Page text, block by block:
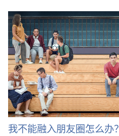
我不能融入朋友圈怎么办？